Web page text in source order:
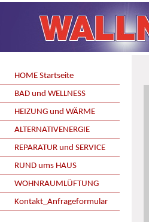
HOME Startseite
BAD und WELLNESS
HEIZUNG und WÄRME
ALTERNATIVENERGIE
REPARATUR und SERVICE
RUND ums HAUS
WOHNRAUMLÜFTUNG
Kontakt_Anfrageformular